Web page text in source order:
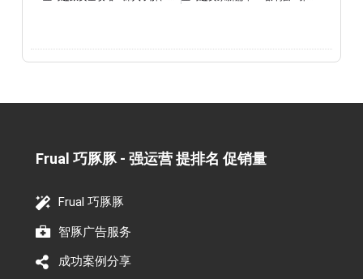
Frual 巧豚豚 - 强运营 提排名 促销量​
Frual 巧豚豚
智豚广告服务
成功案例分享